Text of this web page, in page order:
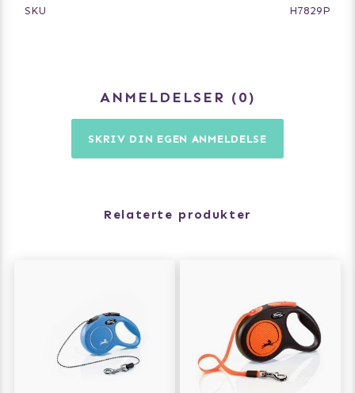
SKU H7829P
ANMELDELSER 0
SKRIV DIN EGEN ANMELDELSE
Relaterte produkter